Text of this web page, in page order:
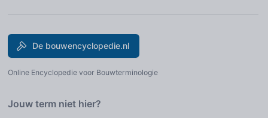
De bouwencyclopedie.nl
Online Encyclopedie voor Bouwterminologie
Jouw term niet hier?